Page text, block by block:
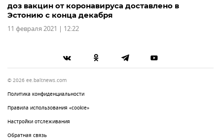
доз вакцин от коронавируса доставлено в
Эстонию с конца декабря
11 февраля 2021 | 12:22
© 2026 ee.baltnews.com
Политика конфиденциальности
Правила использования «cookie»
Настройки отслеживания
Обратная связь